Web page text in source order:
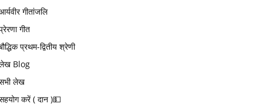
गीतांजलि
गीत
प्रथम-द्वितीय श्रेणी
Blog
लेख
करें ( दान )💵